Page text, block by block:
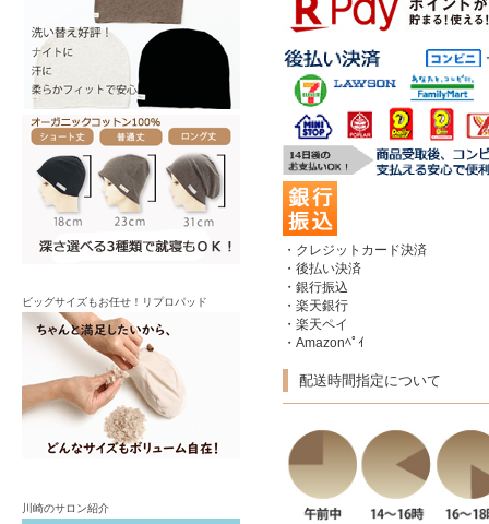
・クレジットカード決済
・後払い決済
・銀行振込
・楽天銀行
・楽天ペイ
・Amazonﾍﾟｲ
配送時間指定について
ビッグサイズもお任せ！リプロパッド
川崎のサロン紹介